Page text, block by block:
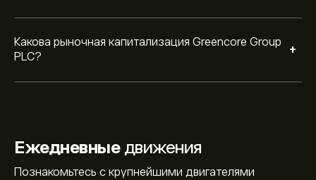
Какова рыночная капитализация Greencore Group
PLC?
+
Ежедневныедвижения
Познакомьтесь с крупнейшими двигателями